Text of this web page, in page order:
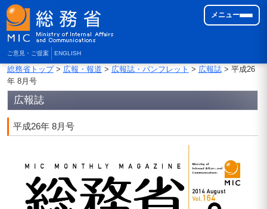
ご意見・ご提案 ENGLISH
メニュー
総務省トップ> 広報・報道 > 広報誌・パンフレット > 広報誌> 平成26
年 8月号
広報誌
平成26年 8月号